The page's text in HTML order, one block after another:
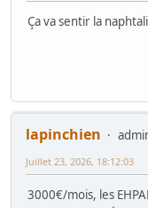
Ça va sentir la
lapinchien
Juillet 23, 2026, 18:12:03
3000€/mois, les